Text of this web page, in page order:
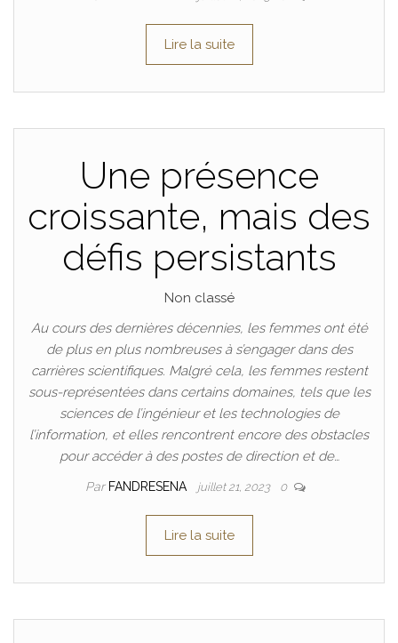
Lire la suite
Une présence
croissante, mais des
défis persistants
Non classé
Au cours des dernières décennies, les femmes ont été
de plus en plus nombreuses à s’engager dans des
carrières scientifiques. Malgré cela, les femmes restent
sous-représentées dans certains domaines, tels que les
sciences de l’ingénieur et les technologies de
l’information, et elles rencontrent encore des obstacles
pour accéder à des postes de direction et de…
Par FANDRESENA juillet 21, 2023 0
Lire la suite